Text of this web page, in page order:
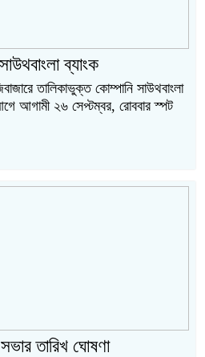
ব্যাংক
তালিকাভুক্ত কোম্পানি সাউথবাংলা
আগামী ২৬ সেপ্টম্বর, রোববার স্পট
তারিখ ঘোষণা